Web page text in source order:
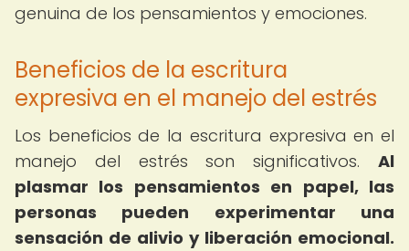
genuina de los pensamientos y emociones.
Beneficios de la escritura
expresiva en el manejo del estrés
Los beneficios de la escritura expresiva en el
manejo del estrés son significativos. Al
plasmar los pensamientos en papel, las
personas pueden experimentar una
sensación de alivio y liberación emocional.